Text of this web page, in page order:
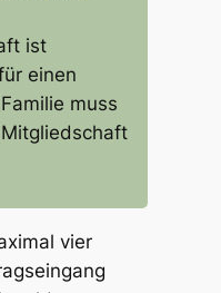
ist
einen
muss
vier